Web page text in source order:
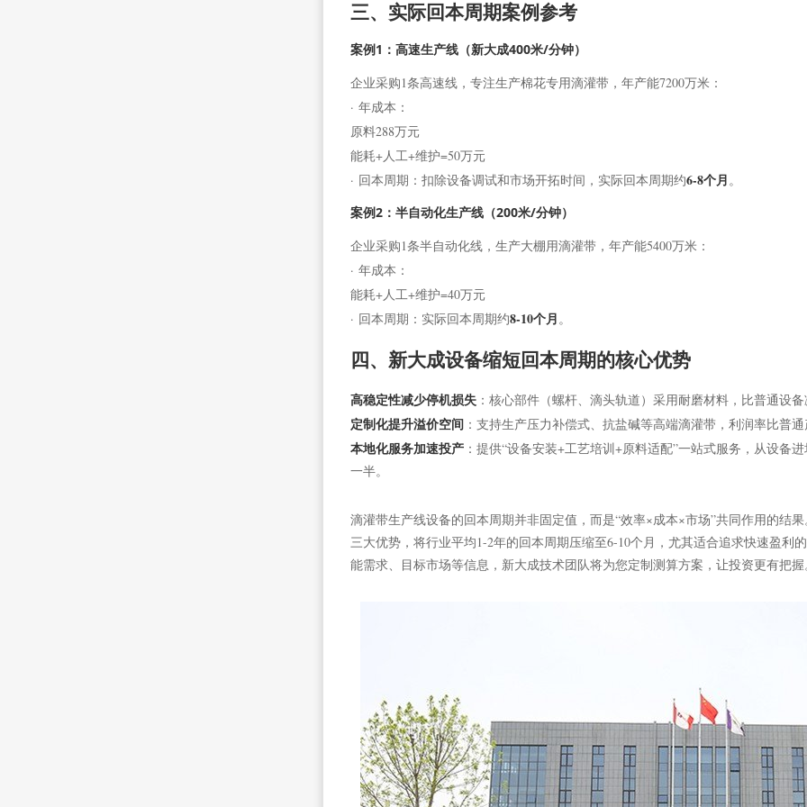
三、实际回本周期案例参考
案例1：高速生产线（新大成400米/分钟）
企业采购1条高速线，专注生产棉花专用滴灌带，年产能7200万米：
· 年成本：
原料288万元
能耗+人工+维护=50万元
· 回本周期：扣除设备调试和市场开拓时间，实际回本周期约6-8个月。
案例2：半自动化生产线（200米/分钟）
企业采购1条半自动化线，生产大棚用滴灌带，年产能5400万米：
· 年成本：
能耗+人工+维护=40万元
· 回本周期：实际回本周期约8-10个月。
四、新大成设备缩短回本周期的核心优势
高稳定性减少停机损失 ：核心部件（螺杆、滴头轨道）采用耐磨材料，比普通设备
定制化提升溢价空间 ：支持生产压力补偿式、抗盐碱等高端滴灌带，利润率比普通
本地化服务加速投产 ：提供“设备安装+工艺培训+原料适配”一站式服务，从设备
一半。
滴灌带生产线设备的回本周期并非固定值，而是“效率×成本×市场”共同作用的结
三大优势，将行业平均1-2年的回本周期压缩至6-10个月，尤其适合追求快速盈利
能需求、目标市场等信息，新大成技术团队将为您定制测算方案，让投资更有把握